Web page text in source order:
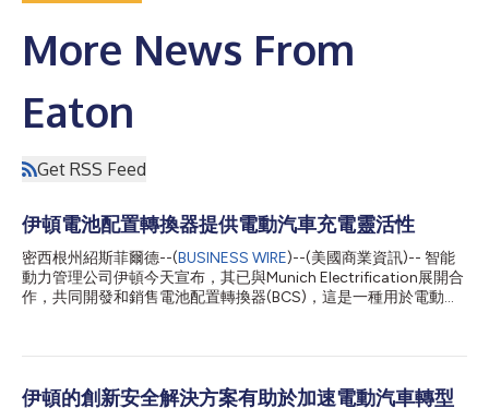
More News From
Eaton
Get RSS Feed
伊頓電池配置轉換器提供電動汽車充電靈活性
密西根州紹斯菲爾德--(BUSINESS WIRE)--(美國商業資訊)-- 智能
動力管理公司伊頓今天宣布，其已與Munich Electrification展開合
作，共同開發和銷售電池配置轉換器(BCS)，這是一種用於電動汽
電樁有效充電，同時相較傳統解決方案還可提供諸多優勢。 伊頓
在開發電動車領域解決方案方面的廣泛背景，與專注于開發前沿電
伊頓的創新安全解決方案有助於加速電動汽車轉型